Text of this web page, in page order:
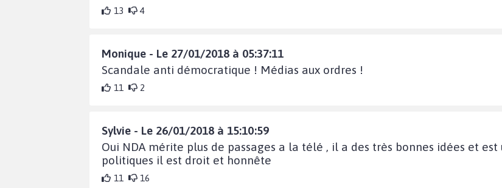
13 4
Monique - Le 27/01/2018 à 05:37:11
Scandale anti démocratique ! Médias aux ordres !
11 2
Sylvie - Le 26/01/2018 à 15:10:59
Oui NDA mérite plus de passages a la télé , il a des très bonnes idées et
politiques il est droit et honnête
11 16